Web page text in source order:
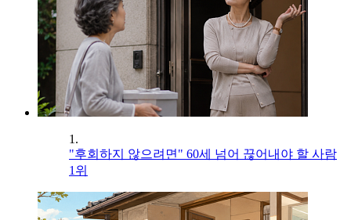
1.
"후회하지 않으려면" 60세 넘어 끊어내야 할 사람
1위